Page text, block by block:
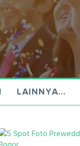
LAINNYA...